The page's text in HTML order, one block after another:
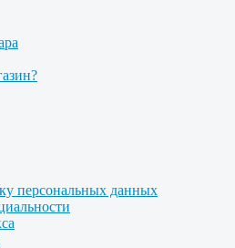
персональных данных